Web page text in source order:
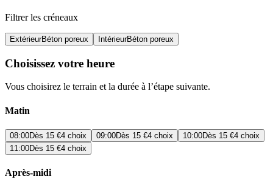
Filtrer les créneaux
ExtérieurBéton poreux IntérieurBéton poreux
Choisissez votre heure
Vous choisirez le terrain et la durée à l’étape suivante.
Matin
08:00Dès 15 €4 choix 09:00Dès 15 €4 choix 10:00Dès 15 €4 choix
11:00Dès 15 €4 choix
Après-midi